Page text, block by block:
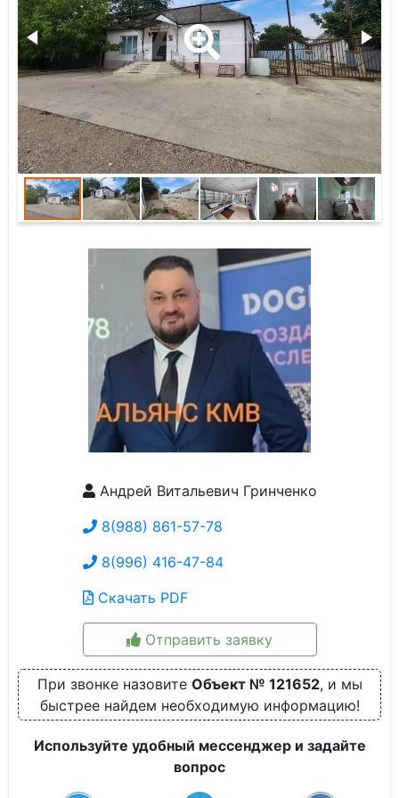
Андрей Витальевич Гринченко
8(988) 861-57-78
8(996) 416-47-84
Скачать PDF
Отправить заявку
При звонке назовите Объект № 121652, и мы
быстрее найдем необходимую информацию!
Используйте удобный мессенджер и задайте
вопрос